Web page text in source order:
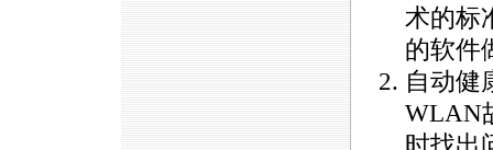
术的标
的软件
自动健
WLAN